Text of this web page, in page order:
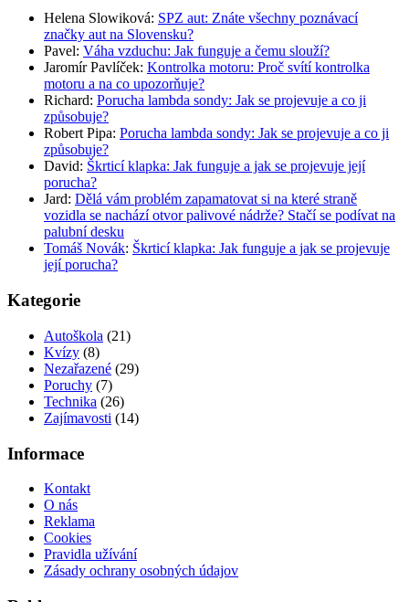
Helena Slowiková: SPZ aut: Znáte všechny poznávací
značky aut na Slovensku?
Pavel: Váha vzduchu: Jak funguje a čemu slouží?
Jaromír Pavlíček: Kontrolka motoru: Proč svítí kontrolka
motoru a na co upozorňuje?
Richard: Porucha lambda sondy: Jak se projevuje a co ji
způsobuje?
Robert Pipa: Porucha lambda sondy: Jak se projevuje a co ji
způsobuje?
David: Škrticí klapka: Jak funguje a jak se projevuje její
porucha?
Jard: Dělá vám problém zapamatovat si na které straně
vozidla se nachází otvor palivové nádrže? Stačí se podívat na
palubní desku
Tomáš Novák: Škrticí klapka: Jak funguje a jak se projevuje
její porucha?
Kategorie
Autoškola (21)
Kvízy (8)
Nezařazené (29)
Poruchy (7)
Technika (26)
Zajímavosti (14)
Informace
Kontakt
O nás
Reklama
Cookies
Pravidla užívání
Zásady ochrany osobných údajov